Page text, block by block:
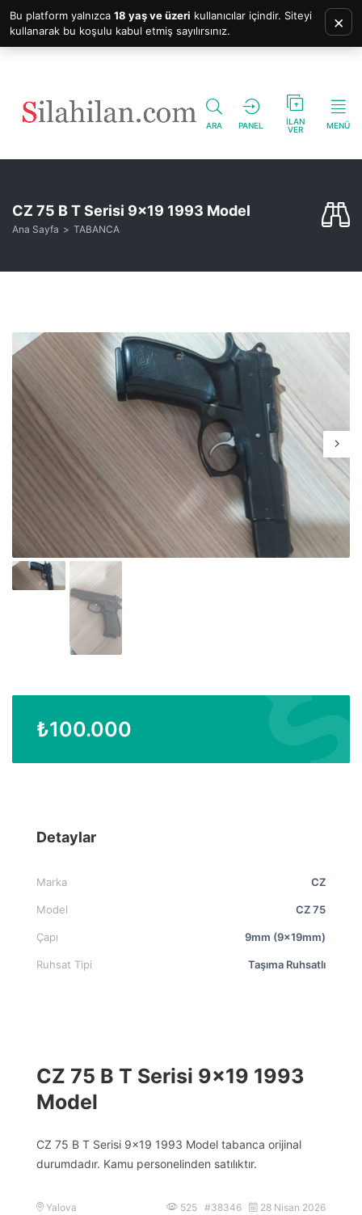
ARA PANEL
İLAN
VER
MENÜ
CZ 75 B T Serisi 9×19 1993 Model
Ana Sayfa TABANCA
₺100.000
Detaylar
Marka CZ
Model CZ 75
Çapı 9mm (9x19mm)
Ruhsat Tipi Taşıma Ruhsatlı
CZ 75 B T Serisi 9×19 1993
Model
CZ 75 B T Serisi 9×19 1993 Model tabanca orijinal
durumdadır. Kamu personelinden satılıktır.
Yalova 525 #38346 28 Nisan 2026
Bu platform yalnızca 18 yaş ve üzeri kullanıcılar içindir. Siteyi
kullanarak bu koşulu kabul etmiş sayılırsınız.
×